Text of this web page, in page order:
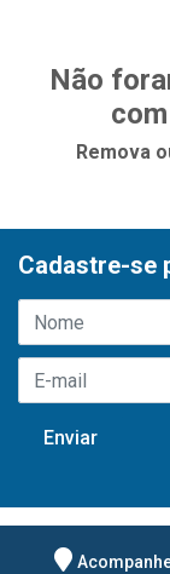
Não
Remova
Cadastre-se